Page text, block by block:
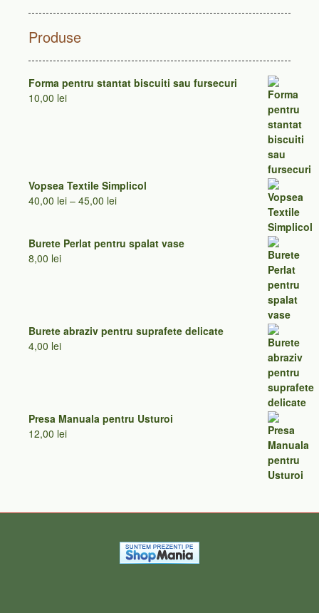
Produse
Forma pentru stantat biscuiti sau fursecuri
10,00 lei
Vopsea Textile Simplicol
40,00 lei – 45,00 leiInterval
40,00 lei
Burete Perlat pentru spalat vase
8,00 lei
Burete abraziv pentru suprafete delicate
4,00 lei
Presa Manuala pentru Usturoi
12,00 lei